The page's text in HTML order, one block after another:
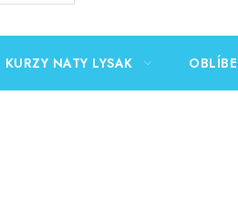
KURZY NATY LYSAK